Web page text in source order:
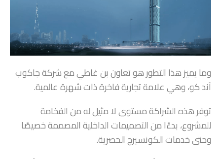
وما يميز هذا التطور هو تعاون بن غاطي مع شركة جاكوب
آند كو، وهي علامة تجارية فاخرة ذات شهرة عالمية.
توفر هذه الشراكة مستوى لا مثيل له من الفخامة
للمشروع، بدءًا من التصميمات الداخلية المصممة خصيصًا
وحتى خدمات الكونسيرج الحصرية.